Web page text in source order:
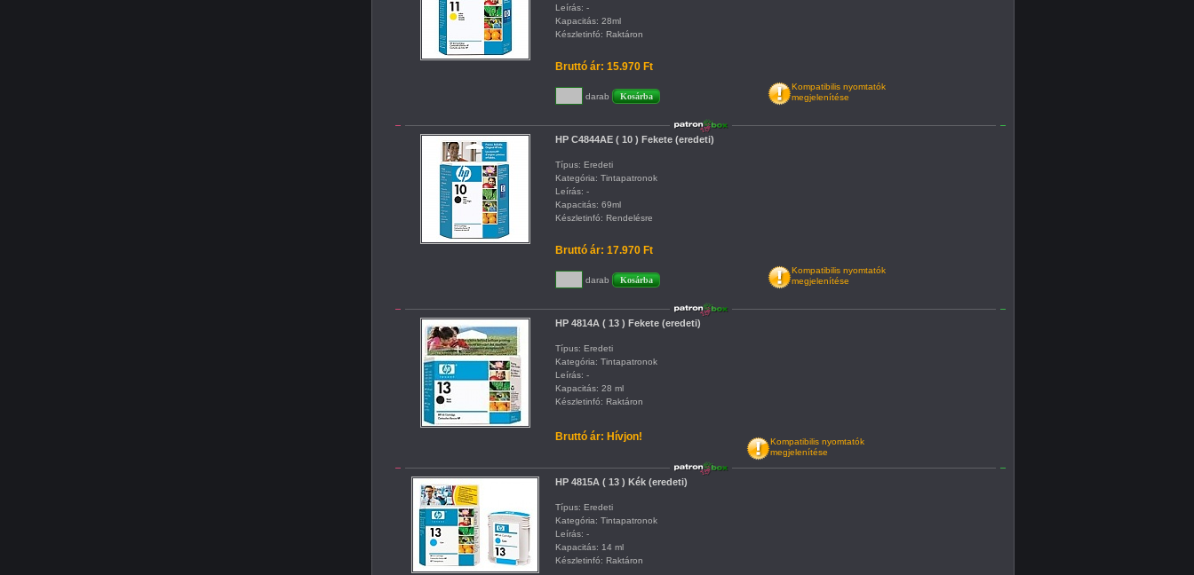
Leírás: -
Kapacitás: 28ml
Készletinfó: Raktáron
Bruttó ár: 15.970 Ft
darab
Kompatibilis nyomtatók
megjelenítése
HP C4844AE ( 10 ) Fekete (eredeti)
Típus: Eredeti
Kategória: Tintapatronok
Leírás: -
Kapacitás: 69ml
Készletinfó: Rendelésre
Bruttó ár: 17.970 Ft
darab
Kompatibilis nyomtatók
megjelenítése
HP 4814A ( 13 ) Fekete (eredeti)
Típus: Eredeti
Kategória: Tintapatronok
Leírás: -
Kapacitás: 28 ml
Készletinfó: Raktáron
Bruttó ár: Hívjon!
Kompatibilis nyomtatók
megjelenítése
HP 4815A ( 13 ) Kék (eredeti)
Típus: Eredeti
Kategória: Tintapatronok
Leírás: -
Kapacitás: 14 ml
Készletinfó: Raktáron